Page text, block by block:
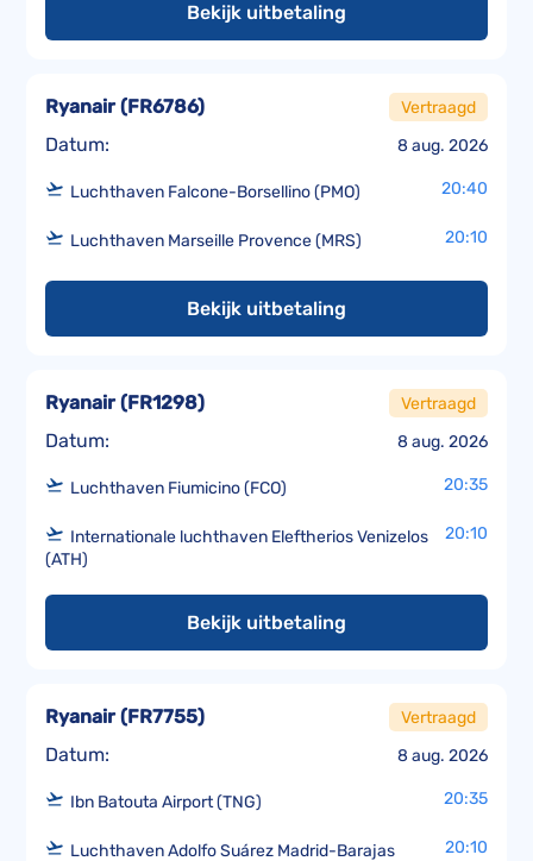
Bekijk uitbetaling
Datum: 8 aug. 2026
Ryanair(FR6786) Vertraagd
Luchthaven Falcone-Borsellino (PMO) 20:40
Luchthaven Marseille Provence (MRS) 20:10
Bekijk uitbetaling
Datum: 8 aug. 2026
Ryanair(FR1298) Vertraagd
Luchthaven Fiumicino (FCO) 20:35
Internationale luchthaven Eleftherios Venizelos
(ATH)
20:10
Bekijk uitbetaling
Datum: 8 aug. 2026
Ryanair(FR7755) Vertraagd
Ibn Batouta Airport (TNG) 20:35
Luchthaven Adolfo Suárez Madrid-Barajas
20:10